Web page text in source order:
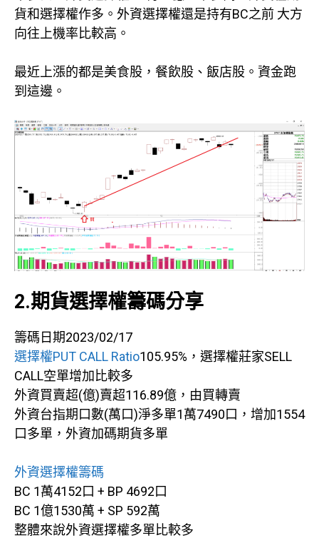
貨和選擇權作多。外資選擇權還是持有BC之前 大方
向往上機率比較高。
最近上漲的都是美食股，餐飲股、飯店股。資金跑
到這邊。
2.期貨選擇權籌碼分享
籌碼日期2023/02/17
選擇權PUT CALL Ratio105.95%，選擇權莊家SELL
CALL空單增加比較多
外資買賣超(億)賣超116.89億，由買轉賣
外資台指期口數(萬口)淨多單1萬7490口，增加1554
口多單，外資加碼期貨多單
外資選擇權籌碼
BC 1萬4152口 + BP 4692口
BC 1億1530萬 + SP 592萬
整體來說外資選擇權多單比較多